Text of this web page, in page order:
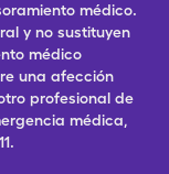
médico.
y no sustituyen
médico
una afección
profesional de
médica,